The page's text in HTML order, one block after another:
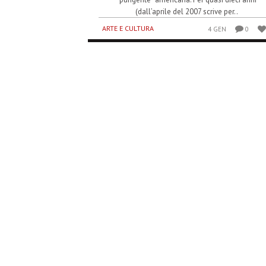
(dall’aprile del 2007 scrive per..
ARTE E CULTURA 4 GEN 0